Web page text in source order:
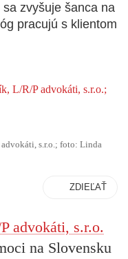
zvyšuje šanca na
pracujú s klientom
s.r.o.; foto: Linda
ZDIEĽAŤ
advokáti, s.r.o.
na Slovensku